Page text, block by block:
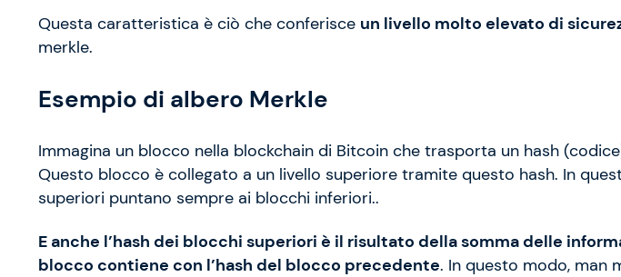
Questa caratteristica è ciò che conferisce un livello molto elevato di
merkle.
Esempio di albero Merkle
Immagina un blocco nella blockchain di Bitcoin che trasporta un hash
Questo blocco è collegato a un livello superiore tramite questo hash. In
superiori puntano sempre ai blocchi inferiori..
E anche l’hash dei blocchi superiori è il risultato della somma delle
blocco contiene con l’hash del blocco precedente. In questo modo, man